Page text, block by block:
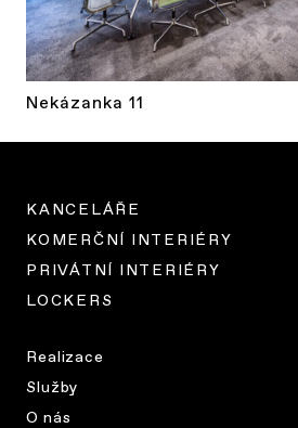
Nekázanka 11
KANCELÁŘE
KOMERČNÍ INTERIÉRY
PRIVÁTNÍ INTERIÉRY
LOCKERS
Realizace
Služby
O nás